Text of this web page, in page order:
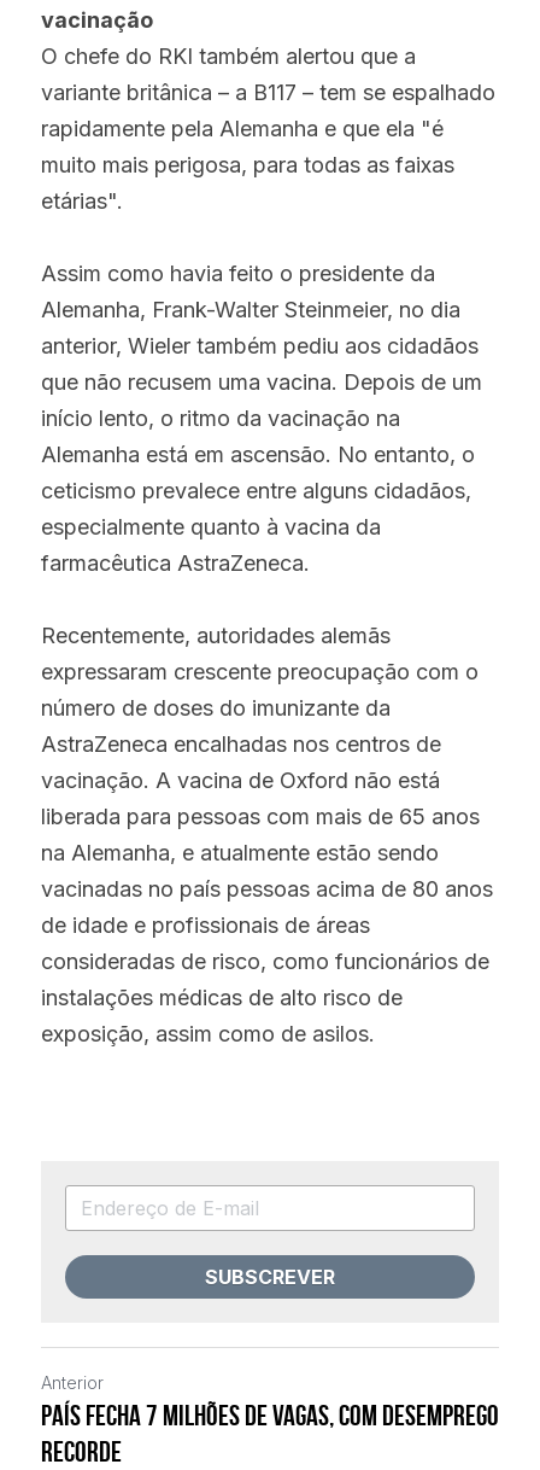
vacinação
O chefe do RKI também alertou que a
variante britânica – a B117 – tem se espalhado
rapidamente pela Alemanha e que ela "é
muito mais perigosa, para todas as faixas
etárias".
Assim como havia feito o presidente da
Alemanha, Frank-Walter Steinmeier, no dia
anterior, Wieler também pediu aos cidadãos
que não recusem uma vacina. Depois de um
início lento, o ritmo da vacinação na
Alemanha está em ascensão. No entanto, o
ceticismo prevalece entre alguns cidadãos,
especialmente quanto à vacina da
farmacêutica AstraZeneca.
Recentemente, autoridades alemãs
expressaram crescente preocupação com o
número de doses do imunizante da
AstraZeneca encalhadas nos centros de
vacinação. A vacina de Oxford não está
liberada para pessoas com mais de 65 anos
na Alemanha, e atualmente estão sendo
vacinadas no país pessoas acima de 80 anos
de idade e profissionais de áreas
consideradas de risco, como funcionários de
instalações médicas de alto risco de
exposição, assim como de asilos.
SUBSCREVER
Anterior
País fecha 7 milhões de vagas, com desemprego
recorde